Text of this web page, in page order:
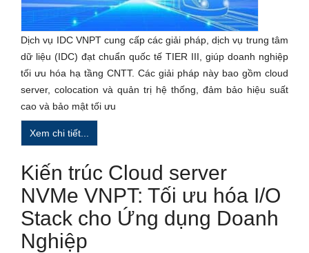
Dịch vụ IDC VNPT cung cấp các giải pháp, dịch vụ trung tâm
dữ liệu (IDC) đạt chuẩn quốc tế TIER III, giúp doanh nghiệp
tối ưu hóa hạ tầng CNTT. Các giải pháp này bao gồm cloud
server, colocation và quản trị hệ thống, đảm bảo hiệu suất
cao và bảo mật tối ưu
Xem chi tiết...
Kiến trúc Cloud server
NVMe VNPT: Tối ưu hóa I/O
Stack cho Ứng dụng Doanh
Nghiệp